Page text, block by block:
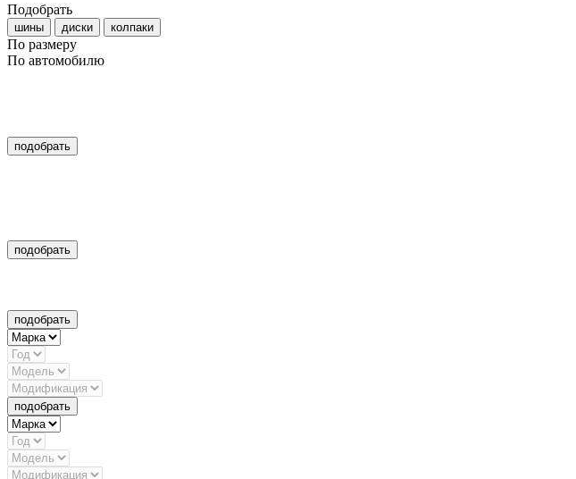
Подобрать
шины диски колпаки
По размеру
По автомобилю
подобрать
подобрать
подобрать
подобрать